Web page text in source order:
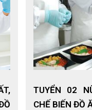
TUYỂN 02
CHẾ BIẾN ĐỒ